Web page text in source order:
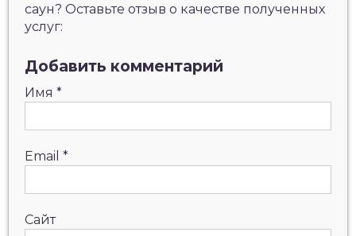
саун? Оставьте отзыв о качестве полученных
услуг:
Добавить комментарий
Имя *
Email *
Сайт